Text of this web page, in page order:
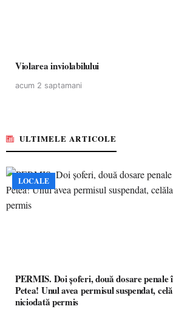
Violarea inviolabilului
acum 2 saptamani
ULTIMELE ARTICOLE
LOCALE
PERMIS. Doi șoferi, două dosare penale
Petea! Unul avea permisul suspendat,
niciodată permis